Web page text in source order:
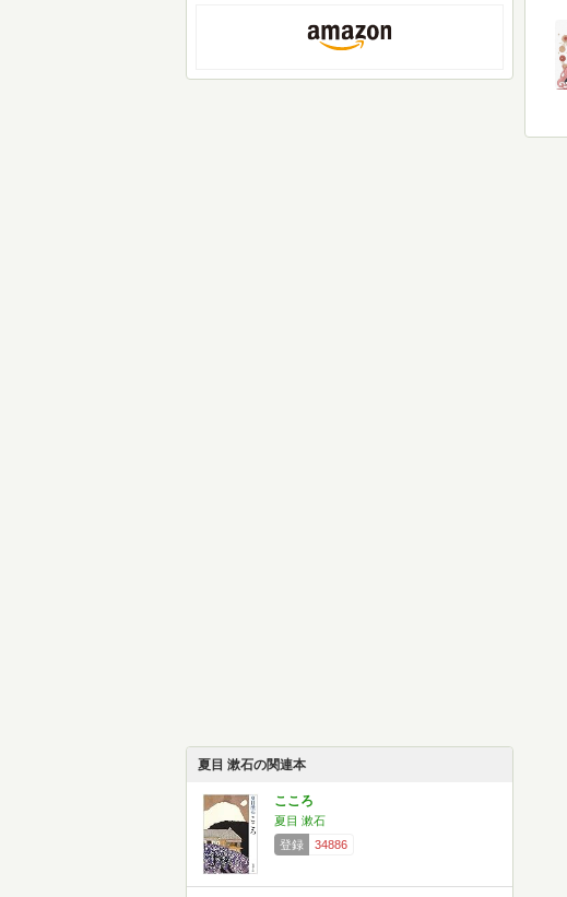
夏目 漱石の関連本
こころ
夏目 漱石
登録
34886